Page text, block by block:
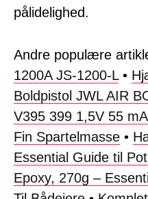
pålidelighed.
Andre populære
1200A JS-1200-L•
Boldpistol JWL AIR
V395 399 1,5V 55
Fin Spartelmasse •
Essential Guide til
Epoxy, 270g –